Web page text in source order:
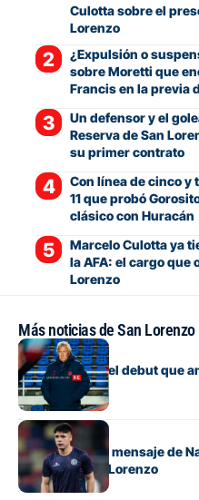
Culotta sobre el
Lorenzo
¿Expulsión o
sobre Moretti que
Francis en la previa
Un defensor y el
Reserva de San
su primer contrato
Con línea de cinco y
11 que probó
clásico con Huracán
Marcelo Culotta ya
la AFA: el cargo que
Lorenzo
Más noticias de San Lorenzo
Fútbol
Los cambios y el debut que
con Huracán
Fútbol
El conmovedor mensaje de
a jugar en San Lorenzo